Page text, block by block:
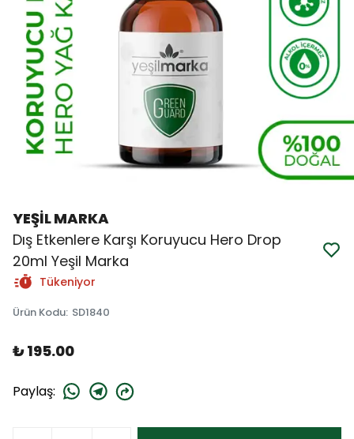
YEŞİL MARKA
Dış Etkenlere Karşı Koruyucu Hero Drop
20ml Yeşil Marka
Tükeniyor
Ürün Kodu: SD1840
₺ 195.00
Paylaş: